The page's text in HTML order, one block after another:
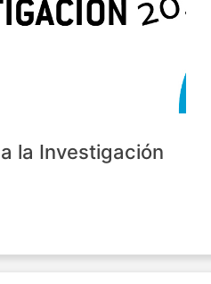
la Investigación